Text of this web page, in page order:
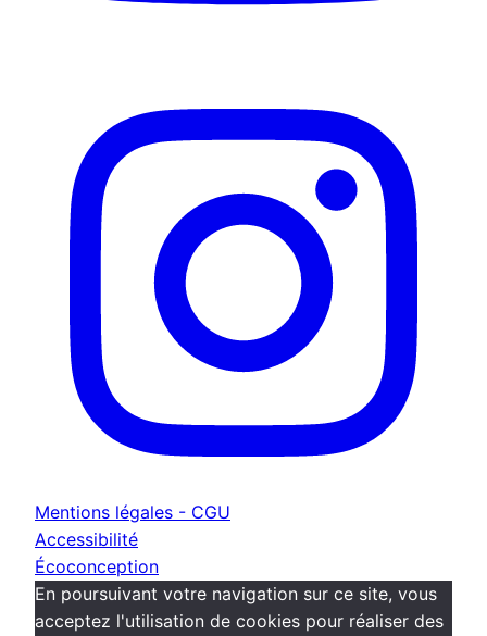
Mentions légales - CGU
Accessibilité
Écoconception
En poursuivant votre navigation sur ce site, vous
acceptez l'utilisation de cookies pour réaliser des